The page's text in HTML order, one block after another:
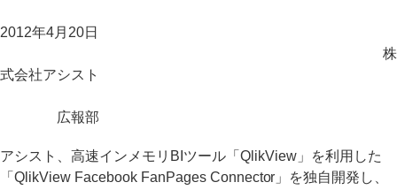
2012年4月20日
株
式会社アシスト
広報部
アシスト、高速インメモリBIツール「QlikView」を利用した
「QlikView Facebook FanPages Connector」を独自開発し、